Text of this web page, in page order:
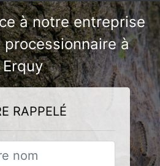
à notre entreprise
à
Erquy
RAPPELÉ